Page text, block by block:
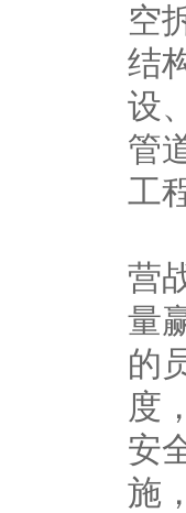
空
结
设
管
工
营
量
的
度
安
施